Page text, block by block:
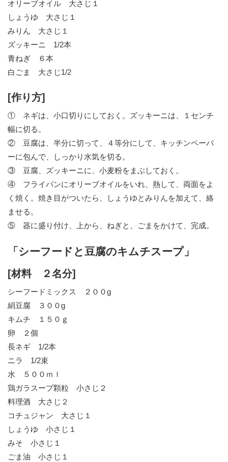
オリーブオイル 大さじ１
しょうゆ 大さじ１
みりん 大さじ１
ズッキーニ 1/2本
青ねぎ ６本
白ごま 大さじ1/2
[作り方]
① ネギは、小口切りにしておく。ズッキーニは、１センチ
幅に切る。
② 豆腐は、半分に切って、４等分にして、キッチンペーパ
ーに包んで、しっかり水気を切る。
③ 豆腐、ズッキーニに、小麦粉をまぶしておく。
④ フライパンにオリーブオイルをいれ、熱して、両面をよ
く焼く。焼き目がついたら、しょうゆとみりんを加えて、絡
ませる。
⑤ 器に盛り付け、上から、ねぎと、ごまをかけて、完成。
「シーフードと豆腐のキムチスープ」
[材料 ２名分]
シーフードミックス ２００g
絹豆腐 ３００g
キムチ １５０ｇ
卵 ２個
長ネギ 1/2本
ニラ 1/2束
水 ５００ｍｌ
鶏ガラスープ顆粒 小さじ２
料理酒 大さじ２
コチュジャン 大さじ１
しょうゆ 小さじ１
みそ 小さじ１
ごま油 小さじ１